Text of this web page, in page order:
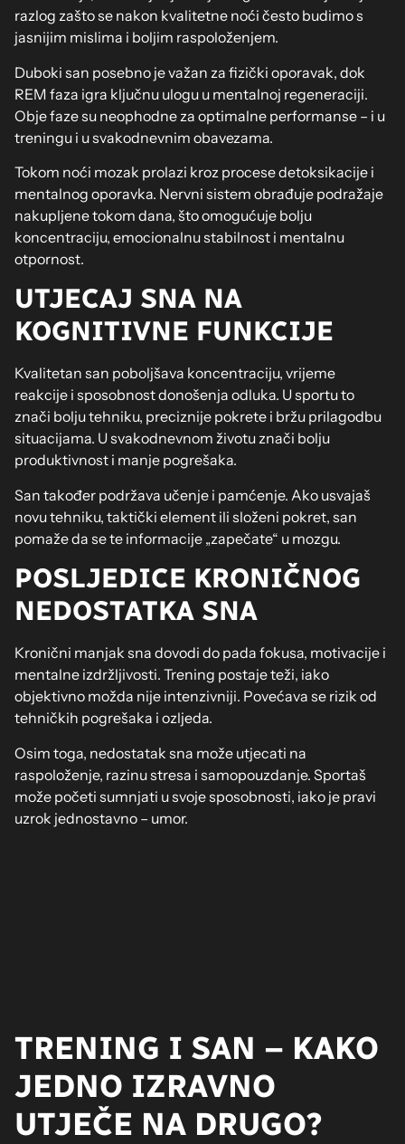
razlog zašto se nakon kvalitetne noći često budimo s
jasnijim mislima i boljim raspoloženjem.
Duboki san posebno je važan za fizički oporavak, dok
REM faza igra ključnu ulogu u mentalnoj regeneraciji.
Obje faze su neophodne za optimalne performanse – i u
treningu i u svakodnevnim obavezama.
Tokom noći mozak prolazi kroz procese detoksikacije i
mentalnog oporavka. Nervni sistem obrađuje podražaje
nakupljene tokom dana, što omogućuje bolju
koncentraciju, emocionalnu stabilnost i mentalnu
otpornost.
UTJECAJ SNA NA
KOGNITIVNE FUNKCIJE
Kvalitetan san poboljšava koncentraciju, vrijeme
reakcije i sposobnost donošenja odluka. U sportu to
znači bolju tehniku, preciznije pokrete i bržu prilagodbu
situacijama. U svakodnevnom životu znači bolju
produktivnost i manje pogrešaka.
San također podržava učenje i pamćenje. Ako usvajaš
novu tehniku, taktički element ili složeni pokret, san
pomaže da se te informacije „zapečate“ u mozgu.
POSLJEDICE KRONIČNOG
NEDOSTATKA SNA
Kronični manjak sna dovodi do pada fokusa, motivacije i
mentalne izdržljivosti. Trening postaje teži, iako
objektivno možda nije intenzivniji. Povećava se rizik od
tehničkih pogrešaka i ozljeda.
Osim toga, nedostatak sna može utjecati na
raspoloženje, razinu stresa i samopouzdanje. Sportaš
može početi sumnjati u svoje sposobnosti, iako je pravi
uzrok jednostavno – umor.
TRENING I SAN – KAKO
JEDNO IZRAVNO
UTJEČE NA DRUGO?